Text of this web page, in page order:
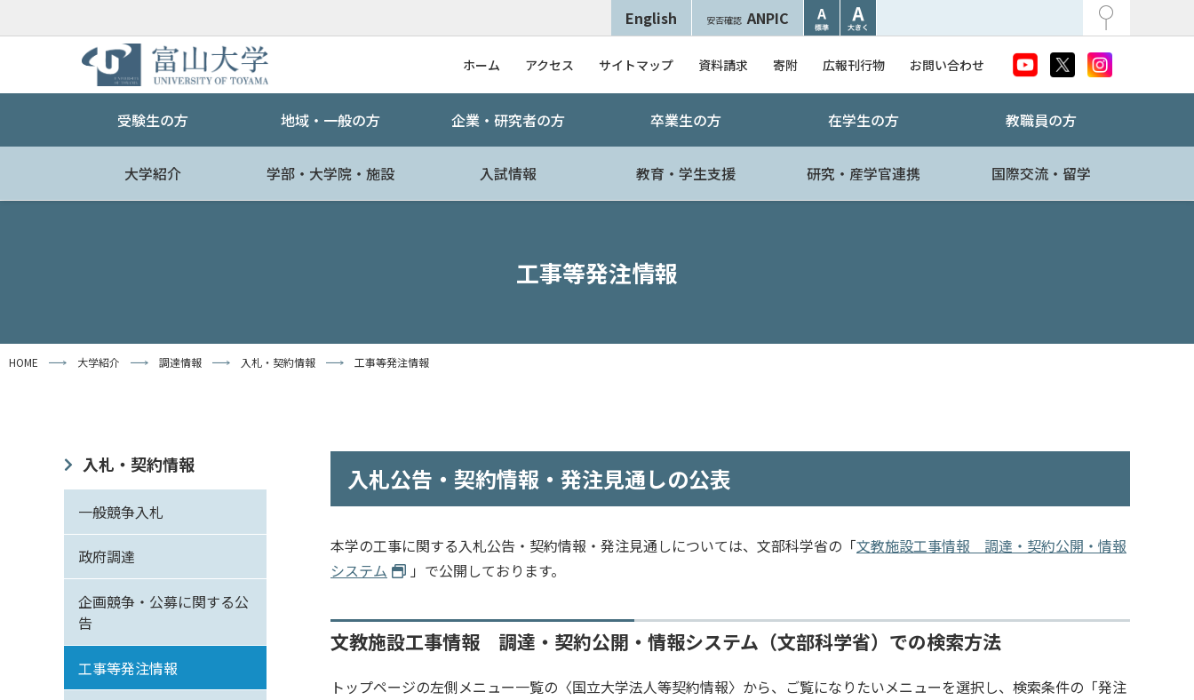
English 安否確認 ANPIC
ホーム アクセス サイトマップ 資料請求 寄附 広報刊行物 お問い合わせ
受験生の方 地域・一般の方 企業・研究者の方 卒業生の方 在学生の方 教職員の方
大学紹介 学部・大学院・施設 入試情報 教育・学生支援 研究・産学官連携 国際交流・留学
工事等発注情報
HOME 大学紹介 調達情報 入札・契約情報 工事等発注情報
入札・契約情報
一般競争入札
政府調達
企画競争・公募に関する公
告
工事等発注情報
入札公告・契約情報・発注見通しの公表
本学の工事に関する入札公告・契約情報・発注見通しについては、文部科学省の「文教施設工事情報 調達・契約公開・情報
システム
」で公開しております。
文教施設工事情報 調達・契約公開・情報システム（文部科学省）での検索方法
トップページの左側メニュー一覧の〈国立大学法人等契約情報〉から、ご覧になりたいメニューを選択し、検索条件の「発注